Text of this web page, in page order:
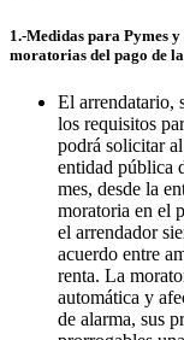
1.-Medidas para Pymes
moratorias del pago de
El arrendatario,
los requisitos
podrá solicitar
entidad pública
mes, desde la
moratoria en el
el arrendador
acuerdo entre
renta. La
automática y
de alarma, sus